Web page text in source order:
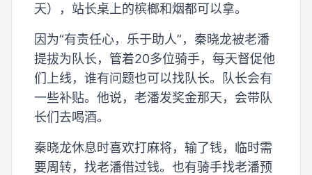
天），站长桌上的槟榔和烟都可以拿。
因为“有责任心，乐于助人”，秦晓龙被老潘
提拔为队长，管着20多位骑手，每天督促他
们上线，谁有问题也可以找队长。队长会有
一些补贴。他说，老潘发奖金那天，会带队
长们去喝酒。
秦晓龙休息时喜欢打麻将，输了钱，临时需
要周转，找老潘借过钱。也有骑手找老潘预